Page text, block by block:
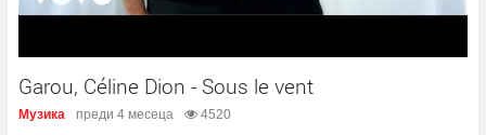
Garou, Céline Dion - Sous le vent
Музика преди 4 месеца 4520